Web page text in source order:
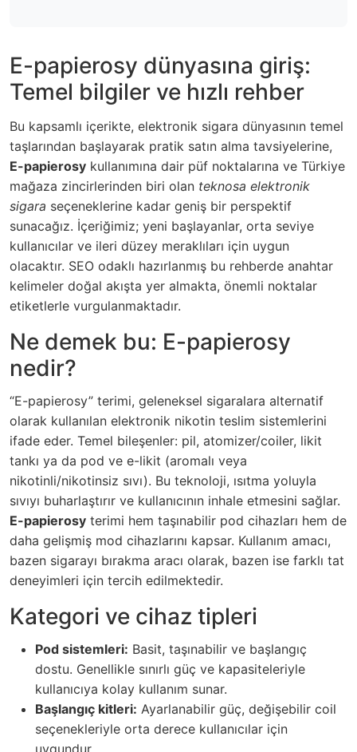
E-papierosy dünyasına giriş:
Temel bilgiler ve hızlı rehber
Bu kapsamlı içerikte, elektronik sigara dünyasının temel
taşlarından başlayarak pratik satın alma tavsiyelerine,
E-papierosy kullanımına dair püf noktalarına ve Türkiye
mağaza zincirlerinden biri olan teknosa elektronik
sigara seçeneklerine kadar geniş bir perspektif
sunacağız. İçeriğimiz; yeni başlayanlar, orta seviye
kullanıcılar ve ileri düzey meraklıları için uygun
olacaktır. SEO odaklı hazırlanmış bu rehberde anahtar
kelimeler doğal akışta yer almakta, önemli noktalar
etiketlerle vurgulanmaktadır.
Ne demek bu: E-papierosy
nedir?
“E-papierosy” terimi, geleneksel sigaralara alternatif
olarak kullanılan elektronik nikotin teslim sistemlerini
ifade eder. Temel bileşenler: pil, atomizer/coiler, likit
tankı ya da pod ve e-likit (aromalı veya
nikotinli/nikotinsiz sıvı). Bu teknoloji, ısıtma yoluyla
sıvıyı buharlaştırır ve kullanıcının inhale etmesini sağlar.
E-papierosy terimi hem taşınabilir pod cihazları hem de
daha gelişmiş mod cihazlarını kapsar. Kullanım amacı,
bazen sigarayı bırakma aracı olarak, bazen ise farklı tat
deneyimleri için tercih edilmektedir.
Kategori ve cihaz tipleri
Pod sistemleri: Basit, taşınabilir ve başlangıç
dostu. Genellikle sınırlı güç ve kapasiteleriyle
kullanıcıya kolay kullanım sunar.
Başlangıç kitleri: Ayarlanabilir güç, değişebilir coil
seçenekleriyle orta derece kullanıcılar için
uygundur.